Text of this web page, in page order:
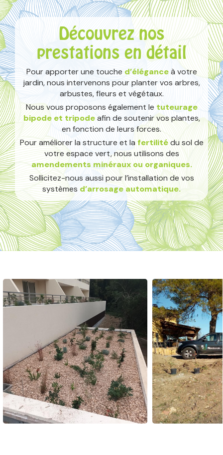
Découvrez nos
prestations en détail
Pour apporter une touche d’éléganceà votre
jardin, nous intervenons pour planter vos arbres,
arbustes, fleurs et végétaux.
Nous vous proposons également le tuteurage
bipode et tripodeafin de soutenir vos plantes,
en fonction de leurs forces.
Pour améliorer la structure et la fertilitédu sol de
votre espace vert, nous utilisons des
amendements minéraux ou organiques.
Sollicitez-nous aussi pour l’installation de vos
systèmes d’arrosage automatique.